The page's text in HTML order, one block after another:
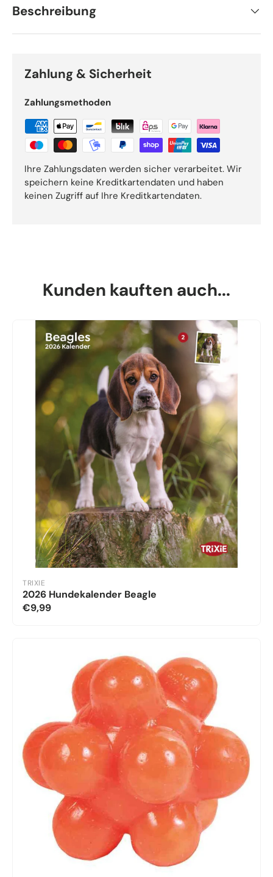
Beschreibung
Zahlung & Sicherheit
Zahlungsmethoden
Ihre Zahlungsdaten werden sicher verarbeitet. Wir
speichern keine Kreditkartendaten und haben
keinen Zugriff auf Ihre Kreditkartendaten.
Kunden kauften auch...
TRIXIE
2026 Hundekalender Beagle
€9,99